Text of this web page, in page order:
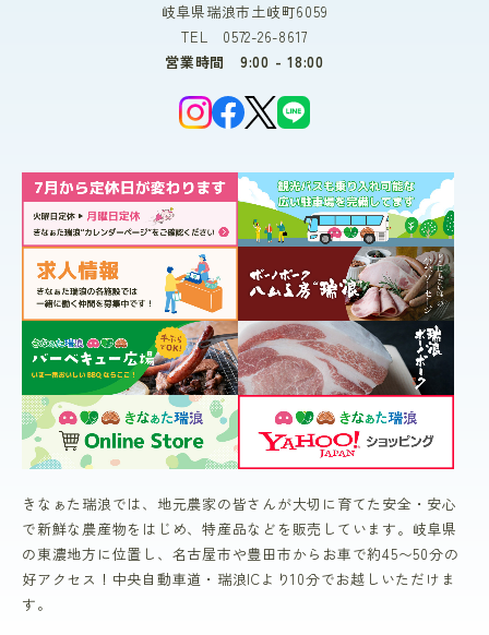
岐阜県瑞浪市土岐町6059
TEL 0572-26-8617
営業時間 9:00 - 18:00
きなぁた瑞浪では、地元農家の皆さんが大切に育てた安全・安心
で新鮮な農産物をはじめ、特産品などを販売しています。岐阜県
の東濃地方に位置し、名古屋市や豊田市からお車で約45〜50分の
好アクセス！中央自動車道・瑞浪ICより10分でお越しいただけま
す。